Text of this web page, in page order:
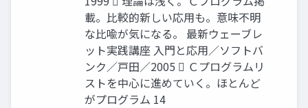
載。比較的新しい応用も。意味不明
な比喩が気になる。 最新ウェーブレ
ット実践講座 入門と応用／ソフトバ
ンク／戸田／2005  Ｃプログラムリ
ストを中心に進めていく。ほとんど
がプログラム 14